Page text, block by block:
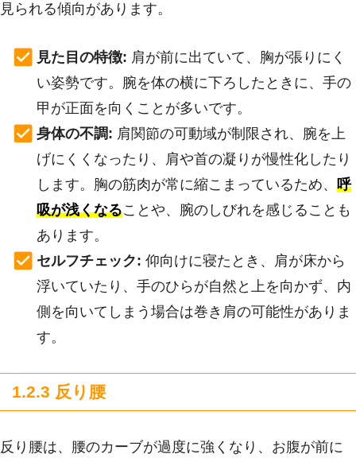
見られる傾向があります。
見た目の特徴: 肩が前に出ていて、胸が張りにく
い姿勢です。腕を体の横に下ろしたときに、手の
甲が正面を向くことが多いです。
身体の不調: 肩関節の可動域が制限され、腕を上
げにくくなったり、肩や首の凝りが慢性化したり
します。胸の筋肉が常に縮こまっているため、呼
吸が浅くなることや、腕のしびれを感じることも
あります。
セルフチェック: 仰向けに寝たとき、肩が床から
浮いていたり、手のひらが自然と上を向かず、内
側を向いてしまう場合は巻き肩の可能性がありま
す。
1.2.3 反り腰
反り腰は、腰のカーブが過度に強くなり、お腹が前に